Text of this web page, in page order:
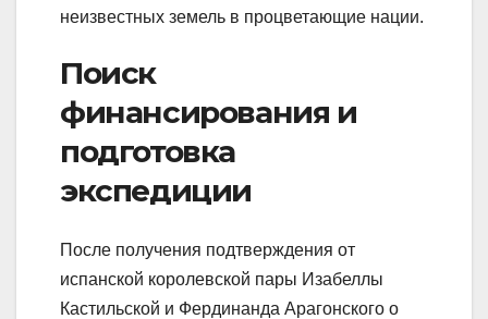
неизвестных земель в процветающие нации.
Поиск
финансирования и
подготовка
экспедиции
После получения подтверждения от
испанской королевской пары Изабеллы
Кастильской и Фердинанда Арагонского о